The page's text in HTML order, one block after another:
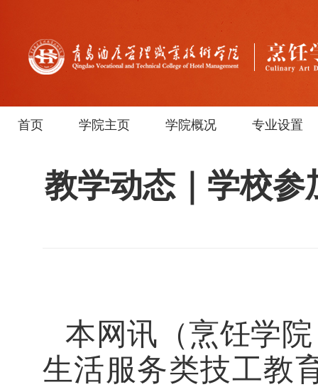
首页 学院主页 学院概况 专业设置
教学动态｜学校
本网讯 （烹饪学
生活服务类技工教